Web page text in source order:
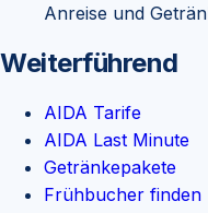
Anreise und
Weiterführend
AIDA Tarife
AIDA Last Minute
Getränkepakete
Frühbucher finden